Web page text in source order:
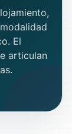
El
articulan